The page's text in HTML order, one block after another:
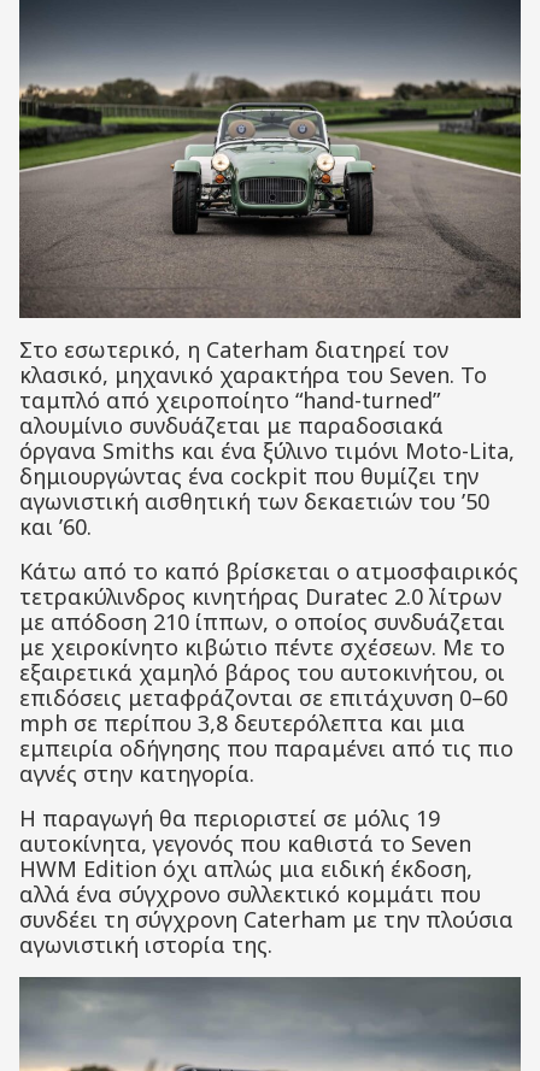
Στο εσωτερικό, η Caterham διατηρεί τον
κλασικό, μηχανικό χαρακτήρα του Seven. Το
ταμπλό από χειροποίητο “hand-turned”
αλουμίνιο συνδυάζεται με παραδοσιακά
όργανα Smiths και ένα ξύλινο τιμόνι Moto-Lita,
δημιουργώντας ένα cockpit που θυμίζει την
αγωνιστική αισθητική των δεκαετιών του ’50
και ’60.
Κάτω από το καπό βρίσκεται ο ατμοσφαιρικός
τετρακύλινδρος κινητήρας Duratec 2.0 λίτρων
με απόδοση 210 ίππων, ο οποίος συνδυάζεται
με χειροκίνητο κιβώτιο πέντε σχέσεων. Με το
εξαιρετικά χαμηλό βάρος του αυτοκινήτου, οι
επιδόσεις μεταφράζονται σε επιτάχυνση 0–60
mph σε περίπου 3,8 δευτερόλεπτα και μια
εμπειρία οδήγησης που παραμένει από τις πιο
αγνές στην κατηγορία.
Η παραγωγή θα περιοριστεί σε μόλις 19
αυτοκίνητα, γεγονός που καθιστά το Seven
HWM Edition όχι απλώς μια ειδική έκδοση,
αλλά ένα σύγχρονο συλλεκτικό κομμάτι που
συνδέει τη σύγχρονη Caterham με την πλούσια
αγωνιστική ιστορία της.